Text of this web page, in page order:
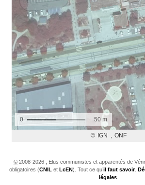
©2008-2026 , Elus communistes et apparentés de
obligatoires (CNIL et LcEN). Tout ce qu’il faut savoir.
légales